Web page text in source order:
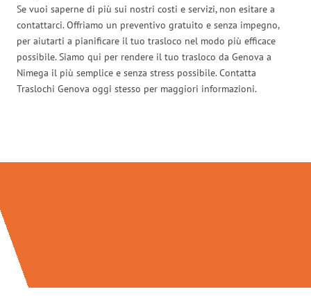
Se vuoi saperne di più sui nostri costi e servizi, non esitare a
contattarci. Offriamo un preventivo gratuito e senza impegno,
per aiutarti a pianificare il tuo trasloco nel modo più efficace
possibile. Siamo qui per rendere il tuo trasloco da Genova a
Nimega il più semplice e senza stress possibile. Contatta
Traslochi Genova oggi stesso per maggiori informazioni.